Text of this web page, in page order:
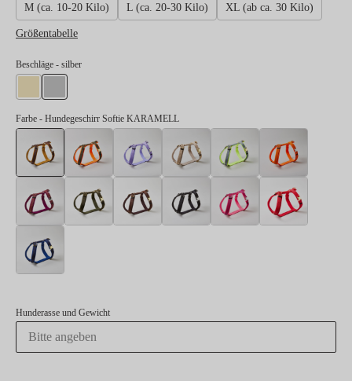
M (ca. 10-20 Kilo) L (ca. 20-30 Kilo) XL (ab ca. 30 Kilo)
Größentabelle
Beschlägeauswählen
- silber
Farbe - Hundegeschirr Softie KARAMELL
Hundegeschirr Softie DUNKELBRAUN
Hundegeschirr Softie
Hundegeschirr
Hunderasse und Gewicht